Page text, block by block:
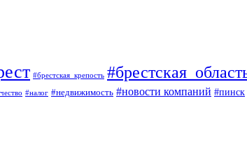
#брестская_крепость
#налог #недвижимость #новости компаний #пинск